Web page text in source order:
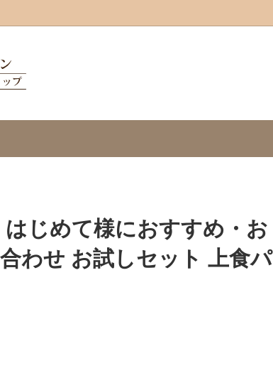
じめて様におすすめ・お
わせ お試しセット 上食パ